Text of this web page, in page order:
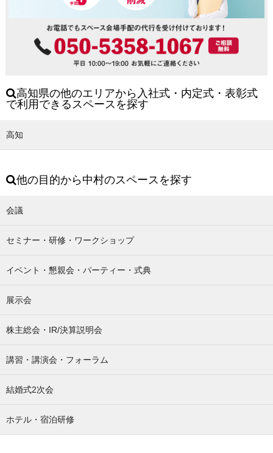
高知県の他のエリアから入社式・内定式・表彰式
で利用できるスペースを探す
高知
他の目的から中村のスペースを探す
会議
セミナー・研修・ワークショップ
イベント・懇親会・パーティー・式典
展示会
株主総会・IR/決算説明会
講習・講演会・フォーラム
結婚式2次会
ホテル・宿泊研修